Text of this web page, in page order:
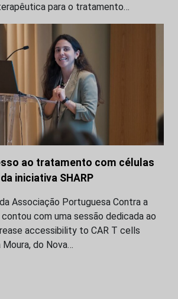
para o tratamento…
ao tratamento com células
iniciativa SHARP
Associação Portuguesa Contra a
com uma sessão dedicada ao
accessibility to CAR T cells
do Nova…